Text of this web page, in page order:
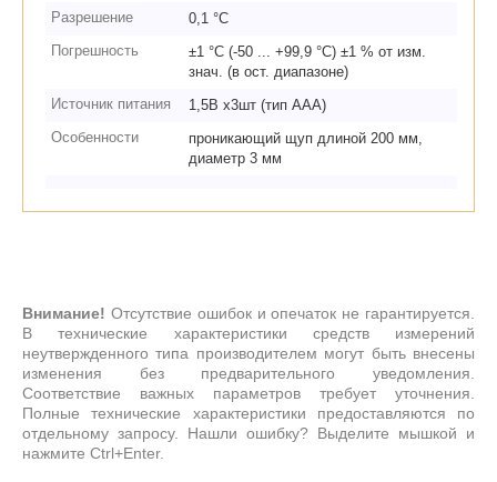
Разрешение
0,1 °С
Погрешность
±1 °C (-50 ... +99,9 °C) ±1 % от изм.
знач. (в ост. диапазоне)
Источник питания
1,5В х3шт (тип ААА)
Особенности
проникающий щуп длиной 200 мм,
диаметр 3 мм
Внимание! Отсутствие ошибок и опечаток не гарантируется.
В технические характеристики средств измерений
неутвержденного типа производителем могут быть внесены
изменения без предварительного уведомления.
Соответствие важных параметров требует уточнения.
Полные технические характеристики предоставляются по
отдельному запросу. Нашли ошибку? Выделите мышкой и
нажмите Ctrl+Enter.